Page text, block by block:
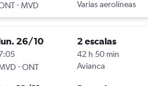
-MVD
Varias aerolíneas
26/10
-ONT
2 escalas
42 h 50 min
Avianca